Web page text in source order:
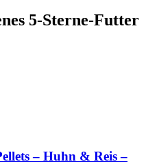
5-Sterne-Futter
– Huhn & Reis –